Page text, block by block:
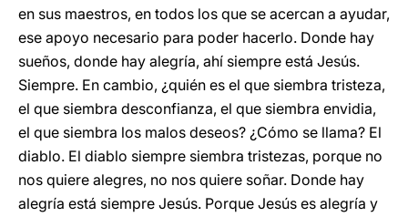
en sus maestros, en todos los que se acercan a ayudar,
ese apoyo necesario para poder hacerlo. Donde hay
sueños, donde hay alegría, ahí siempre está Jesús.
Siempre. En cambio, ¿quién es el que siembra tristeza,
el que siembra desconfianza, el que siembra envidia,
el que siembra los malos deseos? ¿Cómo se llama? El
diablo. El diablo siempre siembra tristezas, porque no
nos quiere alegres, no nos quiere soñar. Donde hay
alegría está siempre Jesús. Porque Jesús es alegría y